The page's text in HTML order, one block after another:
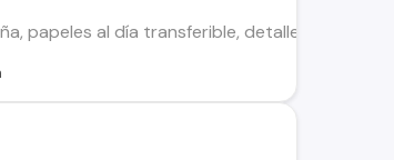
papeles al día transferible, detalles de